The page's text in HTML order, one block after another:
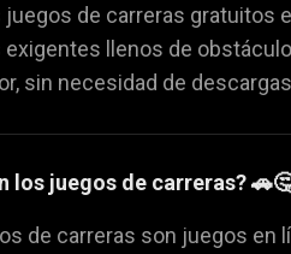
de Comida 🚁 Juegos
juegos de carreras gratuitos
llenos de
sin necesidad de
los juegos de carreras?
de carreras son juegos en